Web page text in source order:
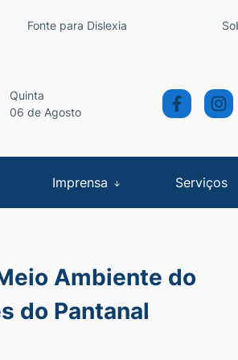
Fonte para Dislexia
Quinta
06 de Agosto
Imprensa Serviços
Ambiente do
do Pantanal